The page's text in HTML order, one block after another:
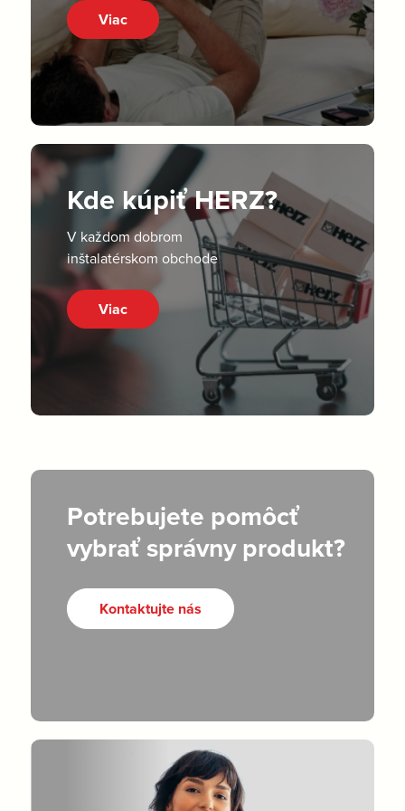
Viac
Kde kúpiť HERZ?
V každom dobrom
inštalatérskom obchode
Viac
Potrebujete pomôcť
vybrať správny produkt?
Kontaktujte nás